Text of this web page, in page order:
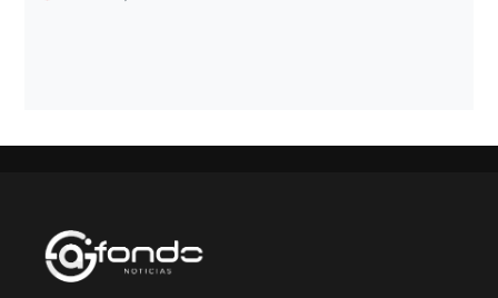
entradas